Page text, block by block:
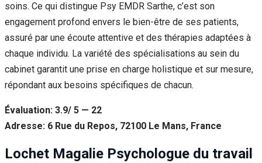
soins. Ce qui distingue Psy EMDR Sarthe, c’est son
engagement profond envers le bien-être de ses patients,
assuré par une écoute attentive et des thérapies adaptées à
chaque individu. La variété des spécialisations au sein du
cabinet garantit une prise en charge holistique et sur mesure,
répondant aux besoins spécifiques de chacun.
Évaluation: 3.9/ 5 — 22
Adresse: 6 Rue du Repos, 72100 Le Mans, France
Lochet Magalie Psychologue du travail